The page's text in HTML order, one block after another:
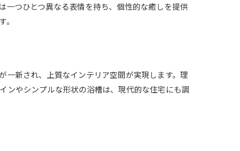
一つひとつ異なる表情を持ち、個性的な癒しを提供
一新され、上質なインテリア空間が実現します。理
ンやシンプルな形状の浴槽は、現代的な住宅にも調